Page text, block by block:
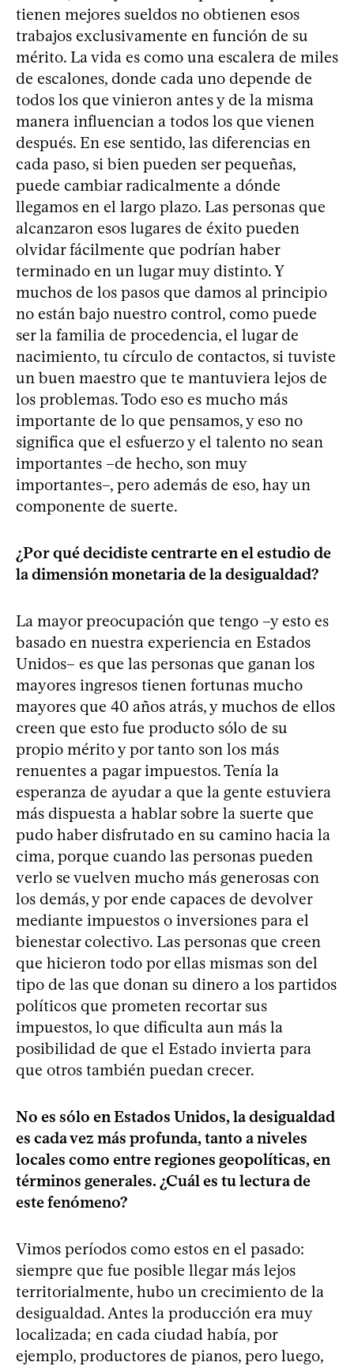
tienen mejores sueldos no obtienen esos
trabajos exclusivamente en función de su
mérito. La vida es como una escalera de miles
de escalones, donde cada uno depende de
todos los que vinieron antes y de la misma
manera influencian a todos los que vienen
después. En ese sentido, las diferencias en
cada paso, si bien pueden ser pequeñas,
puede cambiar radicalmente a dónde
llegamos en el largo plazo. Las personas que
alcanzaron esos lugares de éxito pueden
olvidar fácilmente que podrían haber
terminado en un lugar muy distinto. Y
muchos de los pasos que damos al principio
no están bajo nuestro control, como puede
ser la familia de procedencia, el lugar de
nacimiento, tu círculo de contactos, si tuviste
un buen maestro que te mantuviera lejos de
los problemas. Todo eso es mucho más
importante de lo que pensamos, y eso no
significa que el esfuerzo y el talento no sean
importantes –de hecho, son muy
importantes–, pero además de eso, hay un
componente de suerte.
¿Por qué decidiste centrarte en el estudio de
la dimensión monetaria de la desigualdad?
La mayor preocupación que tengo –y esto es
basado en nuestra experiencia en Estados
Unidos– es que las personas que ganan los
mayores ingresos tienen fortunas mucho
mayores que 40 años atrás, y muchos de ellos
creen que esto fue producto sólo de su
propio mérito y por tanto son los más
renuentes a pagar impuestos. Tenía la
esperanza de ayudar a que la gente estuviera
más dispuesta a hablar sobre la suerte que
pudo haber disfrutado en su camino hacia la
cima, porque cuando las personas pueden
verlo se vuelven mucho más generosas con
los demás, y por ende capaces de devolver
mediante impuestos o inversiones para el
bienestar colectivo. Las personas que creen
que hicieron todo por ellas mismas son del
tipo de las que donan su dinero a los partidos
políticos que prometen recortar sus
impuestos, lo que dificulta aun más la
posibilidad de que el Estado invierta para
que otros también puedan crecer.
No es sólo en Estados Unidos, la desigualdad
es cada vez más profunda, tanto a niveles
locales como entre regiones geopolíticas, en
términos generales. ¿Cuál es tu lectura de
este fenómeno?
Vimos períodos como estos en el pasado:
siempre que fue posible llegar más lejos
territorialmente, hubo un crecimiento de la
desigualdad. Antes la producción era muy
localizada; en cada ciudad había, por
ejemplo, productores de pianos, pero luego,